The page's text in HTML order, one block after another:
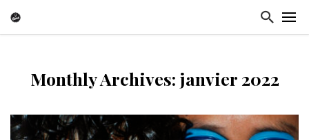
Monthly Archives: janvier 2022